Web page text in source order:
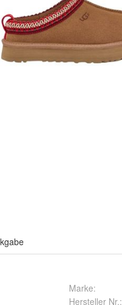
Marke:
Hersteller Nr.: